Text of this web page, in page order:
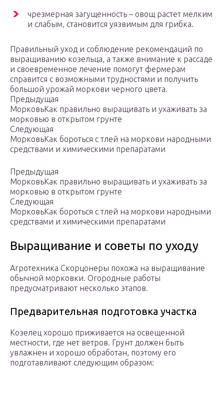
чрезмерная загущенность – овощ растет мелким
и слабым, становится уязвимым для грибка.
Правильный уход и соблюдение рекомендаций по
выращиванию козельца, а также внимание к рассаде
и своевременное лечение помогут фермерам
справится с возможными трудностями и получить
большой урожай моркови черного цвета.
Предыдущая
МорковьКак правильно выращивать и ухаживать за
морковью в открытом грунте
Следующая
МорковьКак бороться с тлей на моркови народными
средствами и химическими препаратами
Предыдущая
МорковьКак правильно выращивать и ухаживать за
морковью в открытом грунте
Следующая
МорковьКак бороться с тлей на моркови народными
средствами и химическими препаратами
Выращивание и советы по уходу
Агротехника Скорцонеры похожа на выращивание
обычной морковки. Огородные работы
предусматривают несколько этапов.
Предварительная подготовка участка
Козелец хорошо приживается на освещенной
местности, где нет ветров. Грунт должен быть
увлажнен и хорошо обработан, поэтому его
подготавливают следующим образом: